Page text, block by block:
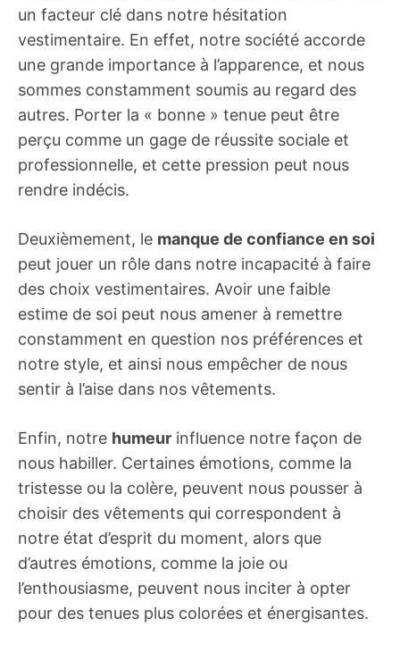
un facteur clé dans notre hésitation
vestimentaire. En effet, notre société accorde
une grande importance à l’apparence, et nous
sommes constamment soumis au regard des
autres. Porter la « bonne » tenue peut être
perçu comme un gage de réussite sociale et
professionnelle, et cette pression peut nous
rendre indécis.
Deuxièmement, le manque de confiance en soi
peut jouer un rôle dans notre incapacité à faire
des choix vestimentaires. Avoir une faible
estime de soi peut nous amener à remettre
constamment en question nos préférences et
notre style, et ainsi nous empêcher de nous
sentir à l’aise dans nos vêtements.
Enfin, notre humeur influence notre façon de
nous habiller. Certaines émotions, comme la
tristesse ou la colère, peuvent nous pousser à
choisir des vêtements qui correspondent à
notre état d’esprit du moment, alors que
d’autres émotions, comme la joie ou
l’enthousiasme, peuvent nous inciter à opter
pour des tenues plus colorées et énergisantes.